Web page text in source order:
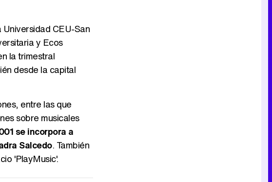
Canción ganadora de Eurovisión 2026: DARA con "Bangaranga" por Bulgaria
Universidad CEU-San
y Ecos
la trimestral
desde la capital
entre las que
sobre musicales
se incorpora a
Salcedo. También
'PlayMusic'.